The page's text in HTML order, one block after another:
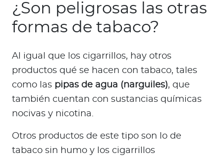
¿Son peligrosas las otras
formas de tabaco?
Al igual que los cigarrillos, hay otros
productos qué se hacen con tabaco, tales
como las pipas de agua (narguiles), que
también cuentan con sustancias químicas
nocivas y nicotina.
Otros productos de este tipo son lo de
tabaco sin humo y los cigarrillos